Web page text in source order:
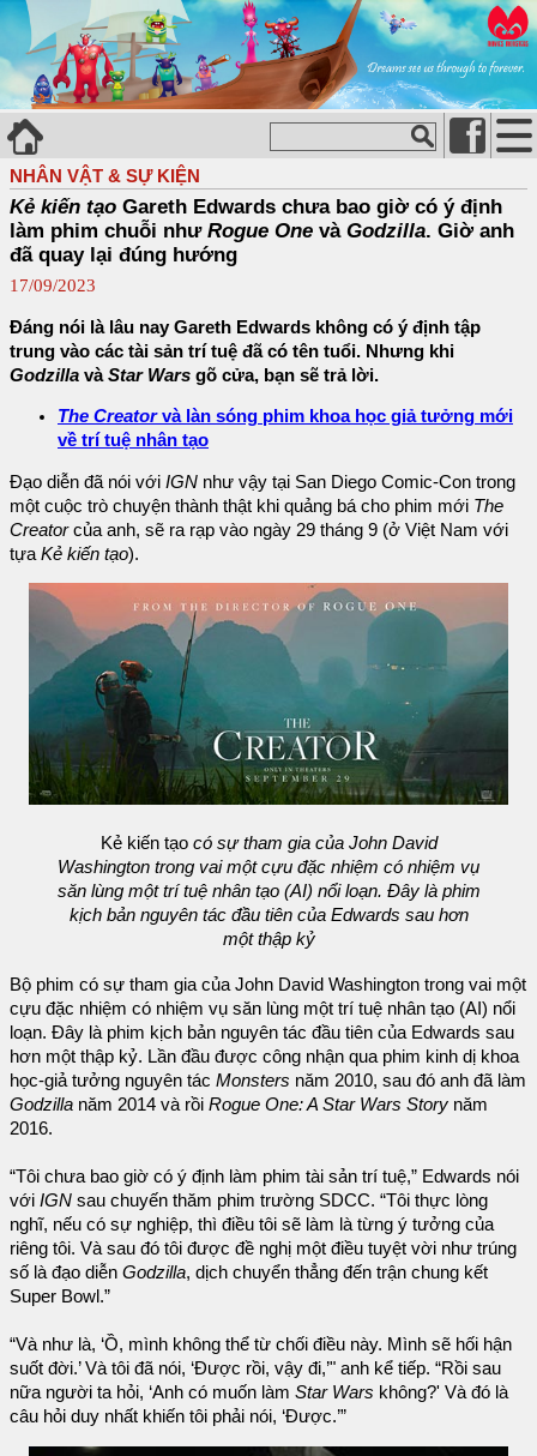
NHÂN VẬT & SỰ KIỆN
Kẻ kiến tạo Gareth Edwards chưa bao giờ có ý định
làm phim chuỗi như Rogue One và Godzilla. Giờ anh
đã quay lại đúng hướng
17/09/2023
Đáng nói là lâu nay Gareth Edwards không có ý định tập
trung vào các tài sản trí tuệ đã có tên tuổi. Nhưng khi
Godzilla vàStar Wars gõ cửa, bạn sẽ trả lời.
The Creatorvà làn sóng phim khoa học giả tưởng mới
về trí tuệ nhân tạo
Đạo diễn đã nói với IGN như vậy tại San Diego Comic-Con trong
một cuộc trò chuyện thành thật khi quảng bá cho phim mới The
Creatorcủa anh, sẽ ra rạp vào ngày 29 tháng 9 (ở Việt Nam với
tựa Kẻ kiến tạo).
Kẻ kiến tạo có sự tham gia của John David
Washington trong vai một cựu đặc nhiệm có nhiệm vụ
săn lùng một trí tuệ nhân tạo (AI) nổi loạn. Đây là phim
kịch bản nguyên tác đầu tiên của Edwards sau hơn
một thập kỷ
Bộ phim có sự tham gia của John David Washington trong vai một
cựu đặc nhiệm có nhiệm vụ săn lùng một trí tuệ nhân tạo (AI) nổi
loạn. Đây là phim kịch bản nguyên tác đầu tiên của Edwards sau
hơn một thập kỷ. Lần đầu được công nhận qua phim kinh dị khoa
học-giả tưởng nguyên tác Monsters năm 2010, sau đó anh đã làm
Godzilla năm 2014 và rồi Rogue One: A Star Wars Story năm
2016.
“Tôi chưa bao giờ có ý định làm phim tài sản trí tuệ,” Edwards nói
với IGN sau chuyến thăm phim trường SDCC. “Tôi thực lòng
nghĩ, nếu có sự nghiệp, thì điều tôi sẽ làm là từng ý tưởng của
riêng tôi. Và sau đó tôi được đề nghị một điều tuyệt vời như trúng
số là đạo diễn Godzilla, dịch chuyển thẳng đến trận chung kết
Super Bowl.”
“Và như là, ‘Ồ, mình không thể từ chối điều này. Mình sẽ hối hận
suốt đời.’ Và tôi đã nói, ‘Được rồi, vậy đi,’" anh kể tiếp. “Rồi sau
nữa người ta hỏi, ‘Anh có muốn làm Star Wars không?' Và đó là
câu hỏi duy nhất khiến tôi phải nói, ‘Được.’”